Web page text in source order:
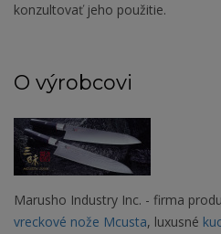
konzultovať jeho použitie.
O výrobcovi
Marusho Industry Inc. - firma
vreckové nože Mcusta, luxusné